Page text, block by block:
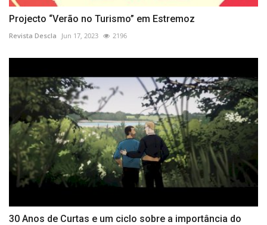
Projecto “Verão no Turismo” em Estremoz
Revista Descla Jun 17, 2023 2196
30 Anos de Curtas e um ciclo sobre a importância do